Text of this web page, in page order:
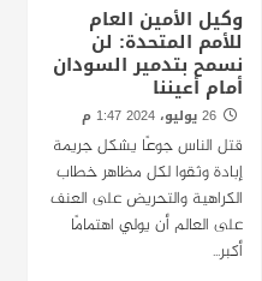
وكيل الأمين العام
للأمم المتحدة: لن
نسمح بتدمير السودان
أمام أعيننا
26 يوليو، 2024 1:47 م
قتل الناس جوعًا يشكل جريمة
إبادة وثقوا لكل مظاهر خطاب
الكراهية والتحريض على العنف
على العالم أن يولي اهتمامًا
أكبر...